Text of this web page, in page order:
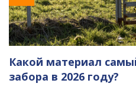
Какой материал
забора в 2026 году?